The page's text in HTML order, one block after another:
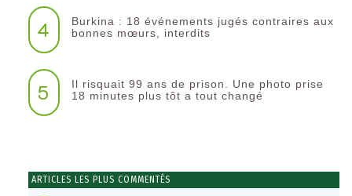
4
Burkina : 18 événements jugés contraires aux
bonnes mœurs, interdits
5
Il risquait 99 ans de prison. Une photo prise
18 minutes plus tôt a tout changé
ARTICLES LES PLUS COMMENTÉS